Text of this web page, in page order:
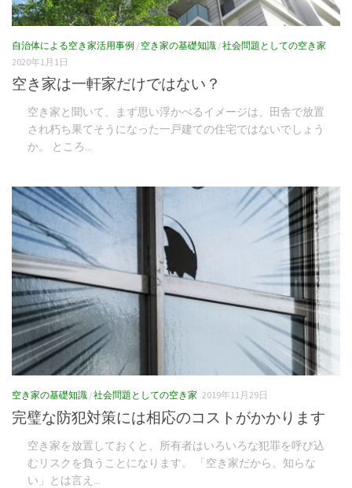
自治体による空き家活用事例 / 空き家の基礎知識 /社会問題としての空き家
2020年1月1日
空き家は一軒家だけではない？
空き家と聞いて、まず思い浮かべるイメージは、田舎で放置
され朽ち果てそうになった一戸建ての住宅ではないでしょう
か。 ところ...
空き家の基礎知識 /社会問題としての空き家 2019年11月29日
完璧な防犯対策には相応のコストがかかります
空き家を放置しておくと、所有者はいろいろな犯罪を呼び込
むリスクを負うことになります。 「空き家だから、知らな
い」とは言え...